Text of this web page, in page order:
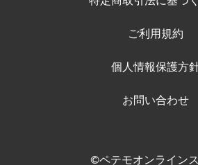
ご利用規約
個人情報保護方
お問い合わせ
©ペテモオンライン